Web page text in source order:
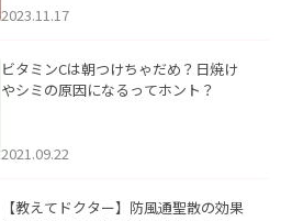
2023.11.17
ビタミンCは朝つけちゃだめ？日焼け
やシミの原因になるってホント？
2021.09.22
【教えてドクター】防風通聖散の効果